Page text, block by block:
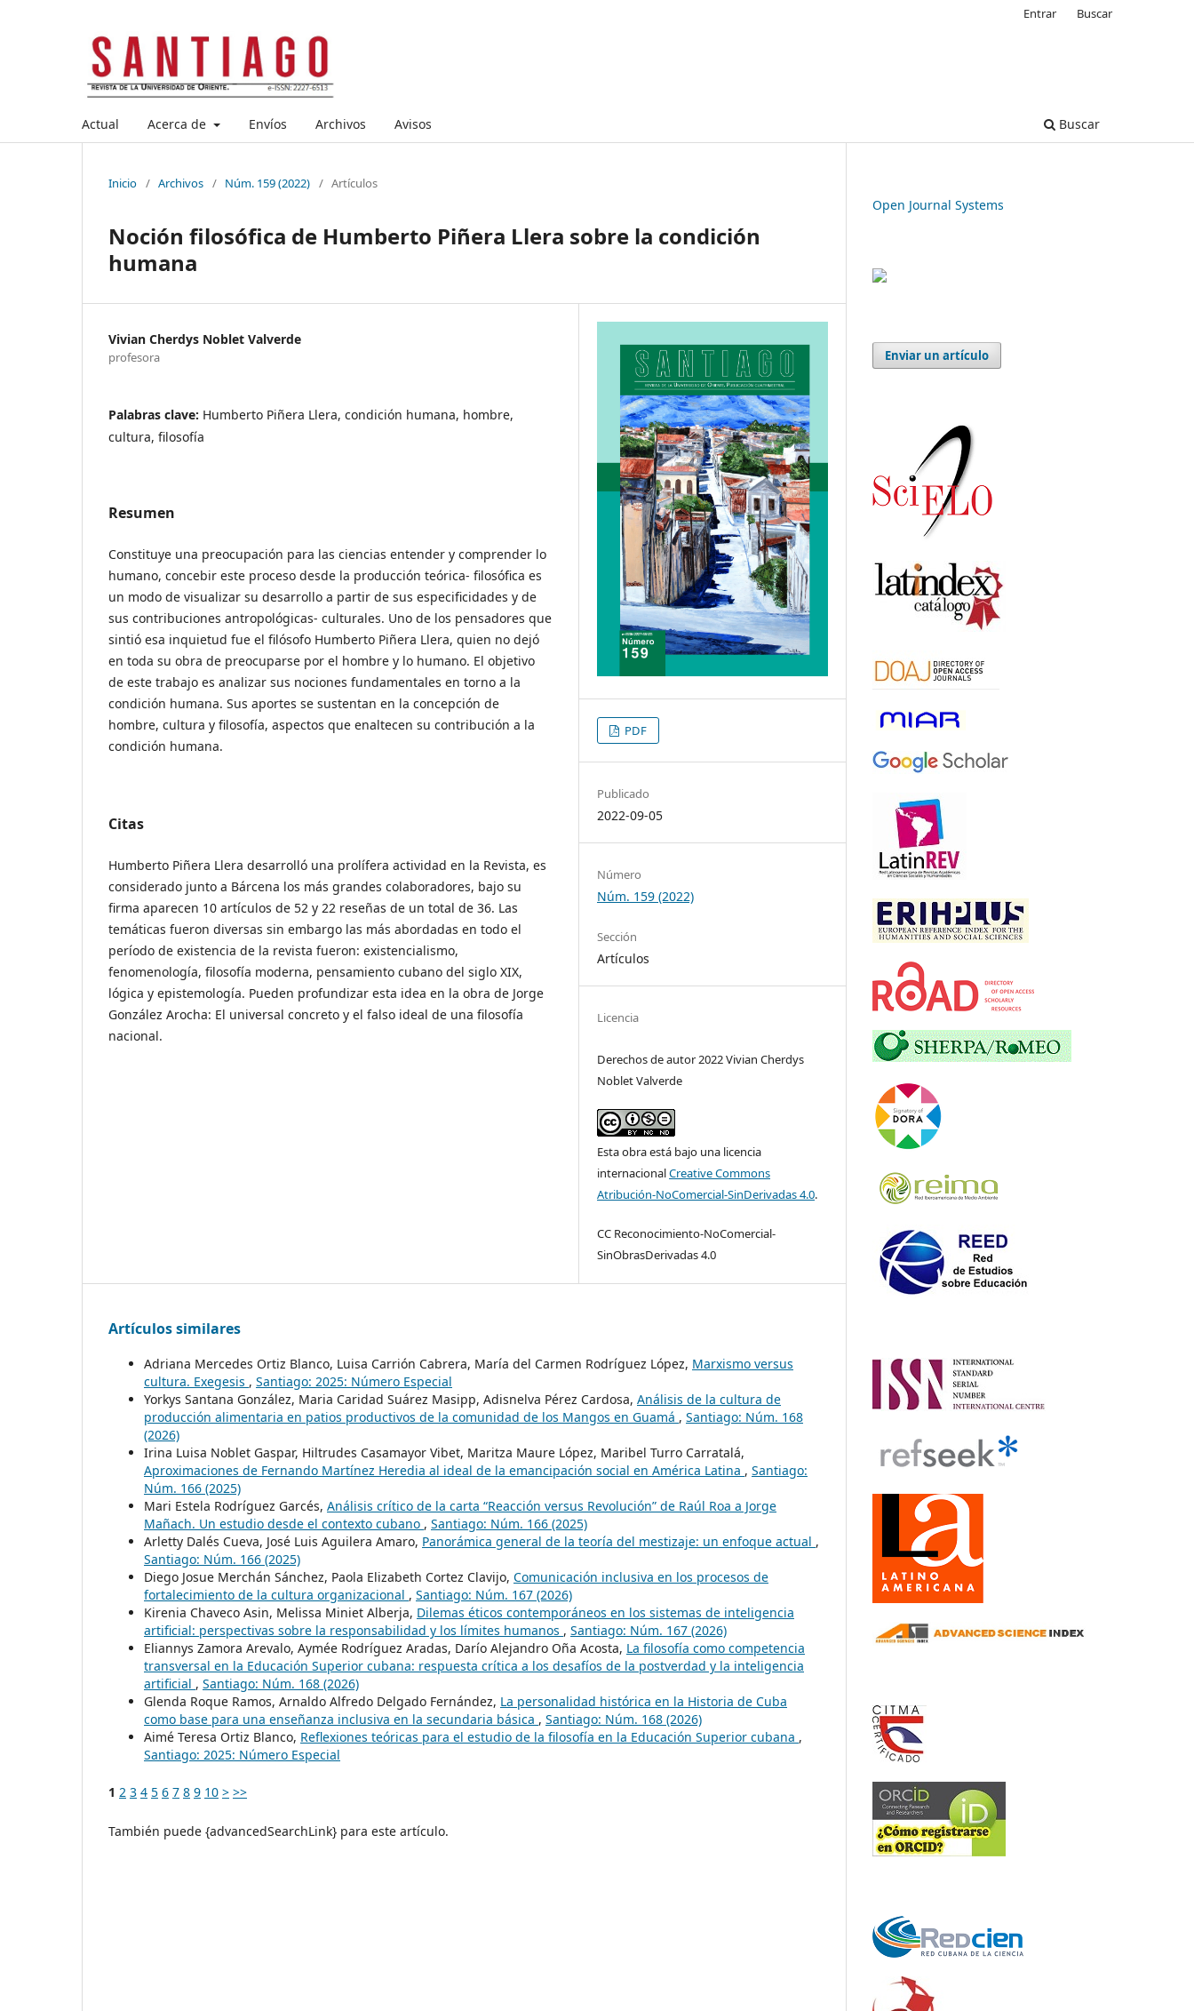
Actual Acerca de Envíos Archivos Avisos Buscar
Entrar Buscar
Inicio / Archivos / Núm. 159 (2022) / Artículos
Noción filosófica de Humberto Piñera Llera sobre la condición
humana
Vivian Cherdys Noblet Valverde
profesora
Palabras clave: Humberto Piñera Llera, condición humana, hombre,
cultura, filosofía
Resumen
Constituye una preocupación para las ciencias entender y comprender lo
humano, concebir este proceso desde la producción teórica- filosófica es
un modo de visualizar su desarrollo a partir de sus especificidades y de
sus contribuciones antropológicas- culturales. Uno de los pensadores que
sintió esa inquietud fue el filósofo Humberto Piñera Llera, quien no dejó
en toda su obra de preocuparse por el hombre y lo humano. El objetivo
de este trabajo es analizar sus nociones fundamentales en torno a la
condición humana. Sus aportes se sustentan en la concepción de
hombre, cultura y filosofía, aspectos que enaltecen su contribución a la
condición humana.
Citas
Humberto Piñera Llera desarrolló una prolífera actividad en la Revista, es
considerado junto a Bárcena los más grandes colaboradores, bajo su
firma aparecen 10 artículos de 52 y 22 reseñas de un total de 36. Las
temáticas fueron diversas sin embargo las más abordadas en todo el
período de existencia de la revista fueron: existencialismo,
fenomenología, filosofía moderna, pensamiento cubano del siglo XIX,
lógica y epistemología. Pueden profundizar esta idea en la obra de Jorge
González Arocha: El universal concreto y el falso ideal de una filosofía
nacional.
PDF
Publicado
2022-09-05
Número
Núm. 159 (2022)
Sección
Artículos
Licencia
Derechos de autor 2022 Vivian Cherdys
Noblet Valverde
Esta obra está bajo una licencia
internacionalCreative Commons
Atribución-NoComercial-SinDerivadas 4.0.
CC Reconocimiento-NoComercial-
SinObrasDerivadas 4.0
Artículos similares
Adriana Mercedes Ortiz Blanco, Luisa Carrión Cabrera, María del Carmen Rodríguez López, Marxismo versus
cultura. Exegesis , Santiago: 2025: Número Especial
Yorkys Santana González, Maria Caridad Suárez Masipp, Adisnelva Pérez Cardosa, Análisis de la cultura de
producción alimentaria en patios productivos de la comunidad de los Mangos en Guamá , Santiago: Núm. 168
(2026)
Irina Luisa Noblet Gaspar, Hiltrudes Casamayor Vibet, Maritza Maure López, Maribel Turro Carratalá,
Aproximaciones de Fernando Martínez Heredia al ideal de la emancipación social en América Latina , Santiago:
Núm. 166 (2025)
Mari Estela Rodríguez Garcés, Análisis crítico de la carta “Reacción versus Revolución” de Raúl Roa a Jorge
Mañach. Un estudio desde el contexto cubano , Santiago: Núm. 166 (2025)
Arletty Dalés Cueva, José Luis Aguilera Amaro, Panorámica general de la teoría del mestizaje: un enfoque actual ,
Santiago: Núm. 166 (2025)
Diego Josue Merchán Sánchez, Paola Elizabeth Cortez Clavijo, Comunicación inclusiva en los procesos de
fortalecimiento de la cultura organizacional , Santiago: Núm. 167 (2026)
Kirenia Chaveco Asin, Melissa Miniet Alberja, Dilemas éticos contemporáneos en los sistemas de inteligencia
artificial: perspectivas sobre la responsabilidad y los límites humanos , Santiago: Núm. 167 (2026)
Eliannys Zamora Arevalo, Aymée Rodríguez Aradas, Darío Alejandro Oña Acosta, La filosofía como competencia
transversal en la Educación Superior cubana: respuesta crítica a los desafíos de la postverdad y la inteligencia
artificial , Santiago: Núm. 168 (2026)
Glenda Roque Ramos, Arnaldo Alfredo Delgado Fernández, La personalidad histórica en la Historia de Cuba
como base para una enseñanza inclusiva en la secundaria básica , Santiago: Núm. 168 (2026)
Aimé Teresa Ortiz Blanco, Reflexiones teóricas para el estudio de la filosofía en la Educación Superior cubana ,
Santiago: 2025: Número Especial
1 2 3 4 5 6 7 8 9 10 > >>
También puede {advancedSearchLink} para este artículo.
Open Journal Systems
Enviar un artículo